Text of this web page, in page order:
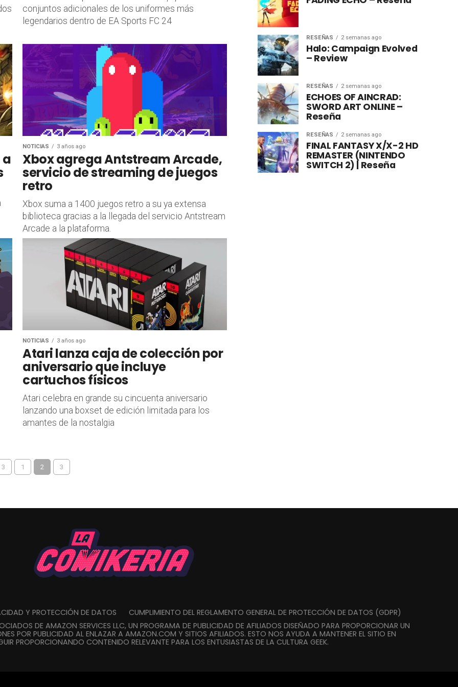
conjuntos adicionales de los uniformes más
legendarios dentro de EA Sports FC 24
NOTICIAS 3 años ago
Xbox agrega Antstream Arcade,
servicio de streaming de juegos
retro
Xbox suma a 1400 juegos retro a su ya extensa
biblioteca gracias a la llegada del servicio Antstream
Arcade a la plataforma.
NOTICIAS 3 años ago
Atari lanza caja de colección por
aniversario que incluye
cartuchos físicos
Atari celebra en grande su cincuenta aniversario
lanzando una boxset de edición limitada para los
amantes de la nostalgia
3 1 2 3
RESEÑAS 2 semanas ago
Halo: Campaign Evolved
– Review
RESEÑAS 2 semanas ago
ECHOES OF AINCRAD:
SWORD ART ONLINE –
Reseña
RESEÑAS 2 semanas ago
FINAL FANTASY X/X-2 HD
REMASTER (NINTENDO
SWITCH 2) | Reseña
Y PROTECCIÓN DE DATOS
CUMPLIMIENTO DEL REGLAMENTO GENERAL DE PROTECCIÓN DE DATOS (GDPR)
DE AMAZON SERVICES LLC, UN PROGRAMA DE PUBLICIDAD DE AFILIADOS DISEÑADO PARA PROPORCIONAR UN
POR PUBLICIDAD AL ENLAZAR A AMAZON.COM Y SITIOS AFILIADOS. ESTO NOS AYUDA A MANTENER EL SITIO EN
PROPORCIONANDO CONTENIDO RELEVANTE PARA LOS ENTUSIASTAS DE LA CULTURA GEEK.